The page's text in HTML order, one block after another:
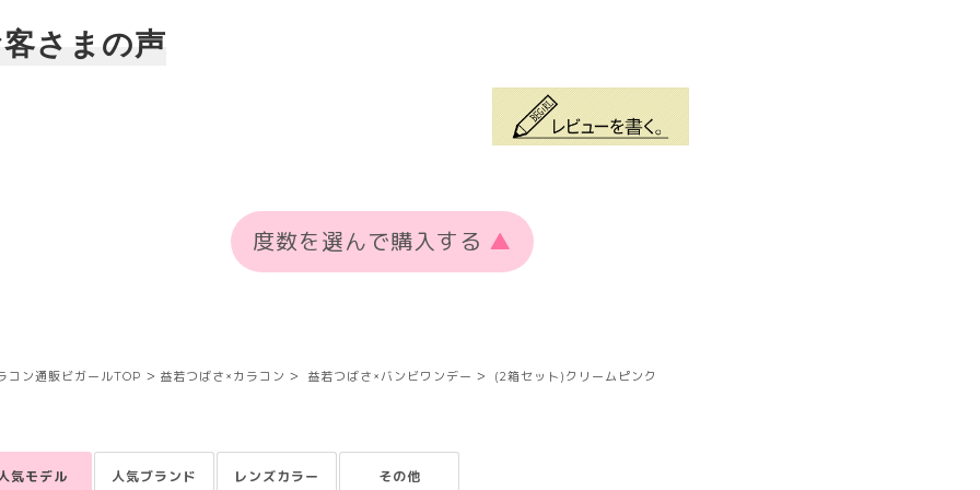
さまの声
度数を選んで購入する ▲
コン通販ビガールTOP 益若つばさ×カラコン 益若つばさ×バンビワンデー (2箱セット)クリームピンク
気モデル 人気ブランド レンズカラー その他